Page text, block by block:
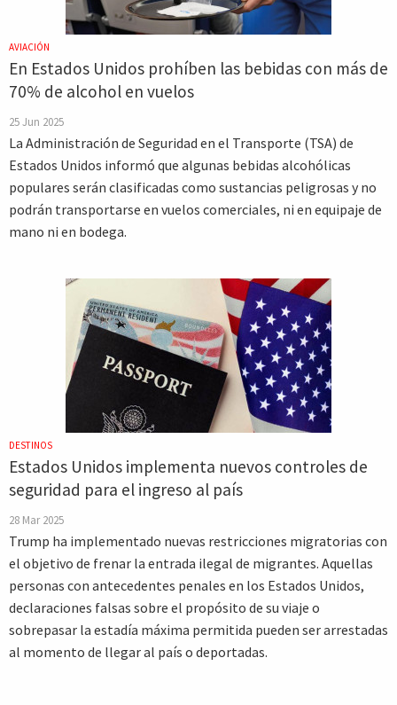
AVIACIÓN
En Estados Unidos prohíben las bebidas con más de
70% de alcohol en vuelos
25 Jun 2025
La Administración de Seguridad en el Transporte (TSA) de
Estados Unidos informó que algunas bebidas alcohólicas
populares serán clasificadas como sustancias peligrosas y no
podrán transportarse en vuelos comerciales, ni en equipaje de
mano ni en bodega.
DESTINOS
Estados Unidos implementa nuevos controles de
seguridad para el ingreso al país
28 Mar 2025
Trump ha implementado nuevas restricciones migratorias con
el objetivo de frenar la entrada ilegal de migrantes. Aquellas
personas con antecedentes penales en los Estados Unidos,
declaraciones falsas sobre el propósito de su viaje o
sobrepasar la estadía máxima permitida pueden ser arrestadas
al momento de llegar al país o deportadas.